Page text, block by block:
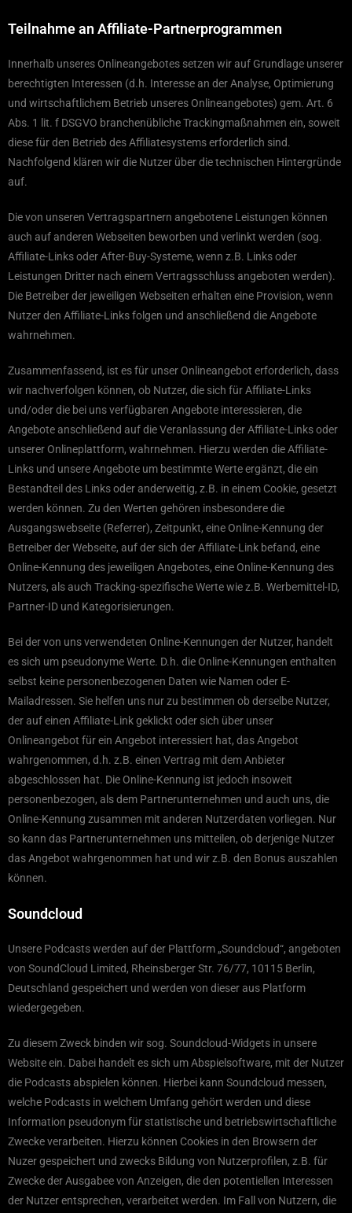
Teilnahme an Affiliate-Partnerprogrammen
Innerhalb unseres Onlineangebotes setzen wir auf Grundlage unserer
berechtigten Interessen (d.h. Interesse an der Analyse, Optimierung
und wirtschaftlichem Betrieb unseres Onlineangebotes) gem. Art. 6
Abs. 1 lit. f DSGVO branchenübliche Trackingmaßnahmen ein, soweit
diese für den Betrieb des Affiliatesystems erforderlich sind.
Nachfolgend klären wir die Nutzer über die technischen Hintergründe
auf.
Die von unseren Vertragspartnern angebotene Leistungen können
auch auf anderen Webseiten beworben und verlinkt werden (sog.
Affiliate-Links oder After-Buy-Systeme, wenn z.B. Links oder
Leistungen Dritter nach einem Vertragsschluss angeboten werden).
Die Betreiber der jeweiligen Webseiten erhalten eine Provision, wenn
Nutzer den Affiliate-Links folgen und anschließend die Angebote
wahrnehmen.
Zusammenfassend, ist es für unser Onlineangebot erforderlich, dass
wir nachverfolgen können, ob Nutzer, die sich für Affiliate-Links
und/oder die bei uns verfügbaren Angebote interessieren, die
Angebote anschließend auf die Veranlassung der Affiliate-Links oder
unserer Onlineplattform, wahrnehmen. Hierzu werden die Affiliate-
Links und unsere Angebote um bestimmte Werte ergänzt, die ein
Bestandteil des Links oder anderweitig, z.B. in einem Cookie, gesetzt
werden können. Zu den Werten gehören insbesondere die
Ausgangswebseite (Referrer), Zeitpunkt, eine Online-Kennung der
Betreiber der Webseite, auf der sich der Affiliate-Link befand, eine
Online-Kennung des jeweiligen Angebotes, eine Online-Kennung des
Nutzers, als auch Tracking-spezifische Werte wie z.B. Werbemittel-ID,
Partner-ID und Kategorisierungen.
Bei der von uns verwendeten Online-Kennungen der Nutzer, handelt
es sich um pseudonyme Werte. D.h. die Online-Kennungen enthalten
selbst keine personenbezogenen Daten wie Namen oder E-
Mailadressen. Sie helfen uns nur zu bestimmen ob derselbe Nutzer,
der auf einen Affiliate-Link geklickt oder sich über unser
Onlineangebot für ein Angebot interessiert hat, das Angebot
wahrgenommen, d.h. z.B. einen Vertrag mit dem Anbieter
abgeschlossen hat. Die Online-Kennung ist jedoch insoweit
personenbezogen, als dem Partnerunternehmen und auch uns, die
Online-Kennung zusammen mit anderen Nutzerdaten vorliegen. Nur
so kann das Partnerunternehmen uns mitteilen, ob derjenige Nutzer
das Angebot wahrgenommen hat und wir z.B. den Bonus auszahlen
können.
Soundcloud
Unsere Podcasts werden auf der Plattform „Soundcloud“, angeboten
von SoundCloud Limited, Rheinsberger Str. 76/77, 10115 Berlin,
Deutschland gespeichert und werden von dieser aus Platform
wiedergegeben.
Zu diesem Zweck binden wir sog. Soundcloud-Widgets in unsere
Website ein. Dabei handelt es sich um Abspielsoftware, mit der Nutzer
die Podcasts abspielen können. Hierbei kann Soundcloud messen,
welche Podcasts in welchem Umfang gehört werden und diese
Information pseudonym für statistische und betriebswirtschaftliche
Zwecke verarbeiten. Hierzu können Cookies in den Browsern der
Nuzer gespeichert und zwecks Bildung von Nutzerprofilen, z.B. für
Zwecke der Ausgabee von Anzeigen, die den potentiellen Interessen
der Nutzer entsprechen, verarbeitet werden. Im Fall von Nutzern, die